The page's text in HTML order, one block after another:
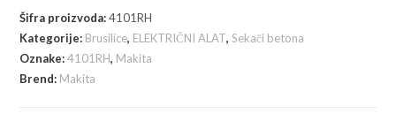
rezač
za
mokro
rezanje
Šifra proizvoda:4101RH
Kategorije: Brusilice, ELEKTRIČNI ALAT,Sekači betona
Oznake:4101RH, Makita
Brend: Makita